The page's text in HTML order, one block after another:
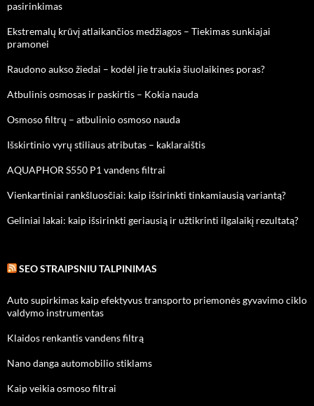
pasirinkimas
Ekstremalų krūvį atlaikančios medžiagos – Tiekimas sunkiajai
pramonei
Raudono aukso žiedai – kodėl jie traukia šiuolaikines poras?
Atbulinis osmosas ir paskirtis – Kokia nauda
Osmoso filtrų – atbulinio osmoso nauda
Išskirtinio vyrų stiliaus atributas – kaklaraištis
AQUAPHOR S550 P1 vandens filtrai
Vienkartiniai rankšluosčiai: kaip išsirinkti tinkamiausią variantą?
Geliniai lakai: kaip išsirinkti geriausią ir užtikrinti ilgalaikį rezultatą?
SEO STRAIPSNIU TALPINIMAS
Auto supirkimas kaip efektyvus transporto priemonės gyvavimo ciklo
valdymo instrumentas
Klaidos renkantis vandens filtrą
Nano danga automobilio stiklams
Kaip veikia osmoso filtrai